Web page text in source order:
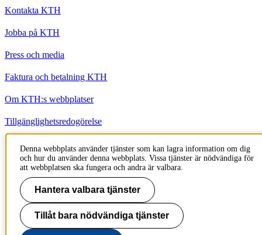
Kontakta KTH
Jobba på KTH
Press och media
Faktura och betalning KTH
Om KTH:s webbplatser
Tillgänglighetsredogörelse
Till sidans topp
Denna webbplats använder tjänster som kan lagra information om dig
och hur du använder denna webbplats. Vissa tjänster är nödvändiga för
att webbplatsen ska fungera och andra är valbara.
Hantera valbara tjänster
Tillåt bara nödvändiga tjänster